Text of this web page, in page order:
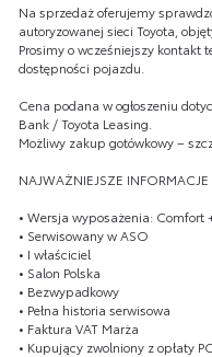
Na sprzedaż oferujemy
autoryzowanej sieci Toyota,
Prosimy o wcześniejszy kontakt
dostępności pojazdu.
Cena podana w ogłoszeniu
Bank / Toyota Leasing.
Możliwy zakup gotówkowy –
NAJWAŻNIEJSZE
• Wersja wyposażenia: Comfort
• Serwisowany w ASO
• I właściciel
• Salon Polska
• Bezwypadkowy
• Pełna historia serwisowa
• Faktura VAT Marża
• Kupujący zwolniony z opłaty